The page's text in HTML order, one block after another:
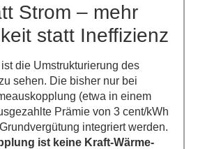
Strom – mehr
statt Ineffizienz
die Umstrukturierung des
sehen. Die bisher nur bei
(etwa in einem
Prämie von 3 cent/kWh
integriert werden.
ist keine Kraft-Wärme-